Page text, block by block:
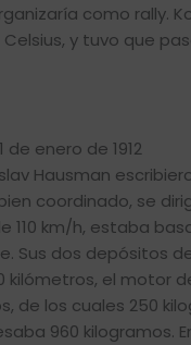
como rally.
y tuvo que
enero de 1912
Hausman
coordinado, se
110 km/h, estaba
Sus dos depósitos
kilómetros, el motor
de los cuales 250
960 kilogramos.